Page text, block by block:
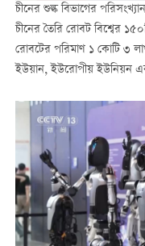
চীনের শুল্ক বিভাগের
চীনের তৈরি রোবট বিশ্বের
রোবটের পরিমাণ ১ কোটি ৩
ইউয়ান, ইউরোপীয় ইউনিয়ন